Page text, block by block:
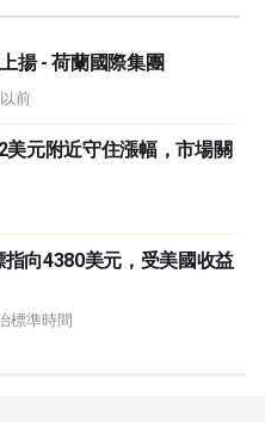
揚 - 荷蘭國際集團
前
元附近守住漲幅，市場關
向4380美元，受美國收益
標準時間